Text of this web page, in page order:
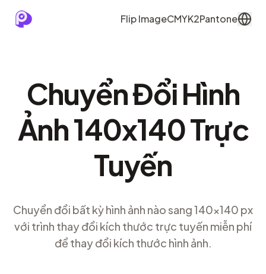
Flip ImageCMYK2Pantone
Chuyển Đổi Hình
Ảnh 140x140 Trực
Tuyến
Chuyển đổi bất kỳ hình ảnh nào sang 140x140 px
với trình thay đổi kích thước trực tuyến miễn phí
để thay đổi kích thước hình ảnh.